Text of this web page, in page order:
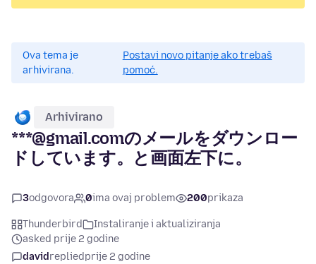
Ova tema je
arhivirana.
Postavi novo pitanje ako trebaš
pomoć.
Arhivirano
***@gmail.comのメールをダウンロー
ドしています。と画面左下に。
3odgovora 0ima ovaj problem 200prikaza
Thunderbird
Instaliranje i aktualiziranja
asked prije 2 godine
davidrepliedprije 2 godine